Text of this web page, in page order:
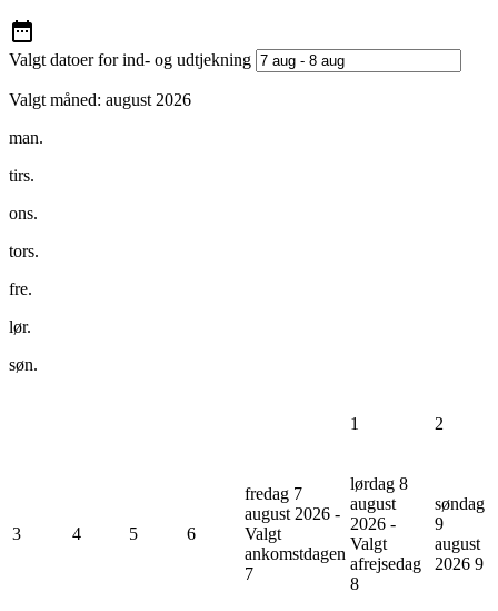
Valgt datoer for ind- og udtjekning
Valgt måned: august 2026
man.
tirs.
ons.
tors.
fre.
lør.
søn.
1 2
3 4 5 6
fredag 7
august 2026 -
Valgt
ankomstdagen
7
lørdag 8
august
2026 -
Valgt
afrejsedag
8
søndag
9
august
2026 9